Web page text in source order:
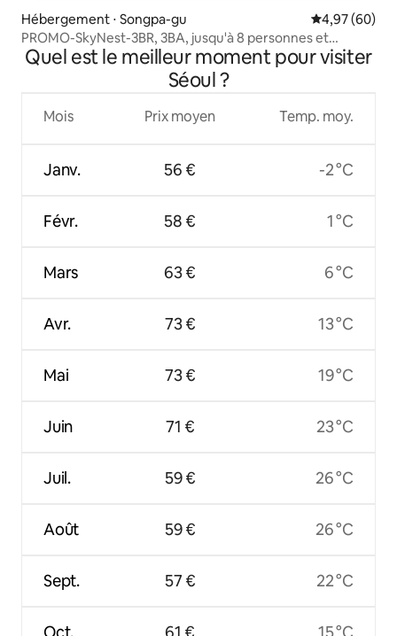
Hébergement ⋅ Songpa-gu Évaluation
4,97 (60)
PROMO-SkyNest-3BR, 3BA, jusqu'à 8 personnes et
parking, Séoul, toit-terrasse, Jamsil, Lotte World
Quel est le meilleur moment pour visiter
Séoul ?
Mois
Janv.
Févr.
Mars
Avr.
Mai
Juin
Juil.
Août
Sept.
Oct.
Prix moyen
56 €
58 €
63 €
73 €
73 €
71 €
59 €
59 €
57 €
61 €
Temp. moy.
-2 °C
1 °C
6 °C
13 °C
19 °C
23 °C
26 °C
26 °C
22 °C
15 °C